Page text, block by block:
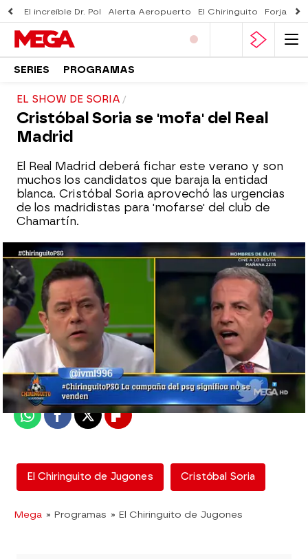
El increíble Dr. Pol Alerta Aeropuerto El Chiringuito Forjado
SERIES PROGRAMAS
EL SHOW DE SORIA
Cristóbal Soria se 'mofa' del Real
Madrid
El Real Madrid deberá fichar este verano y son
muchos los candidatos que baraja la entidad
blanca. Cristóbal Soria aprovechó las urgencias
de los madridistas para 'mofarse' del club de
Chamartín.
mega
Madrid
Publicado:27 de marzo de 2019, 01:31
WhatsappFacebook
X Flipboard
El Chiringuito de Jugones Cristóbal Soria
Mega » Programas » El Chiringuito de Jugones